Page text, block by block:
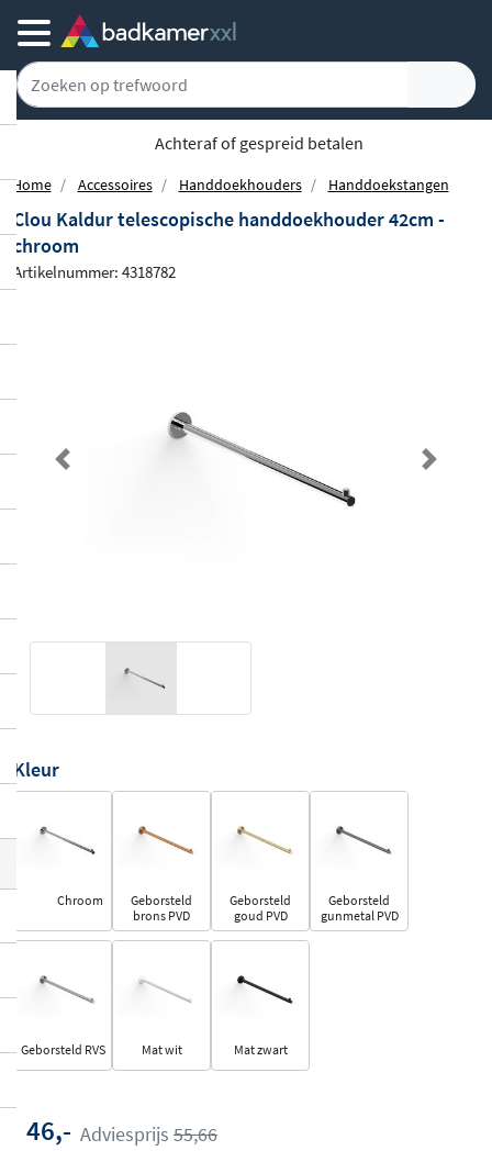
Achteraf of gespreid betalen
Home Accessoires Handdoekhouders Handdoekstangen
Clou Kaldur telescopische handdoekhouder 42cm -
chroom
Artikelnummer: 4318782
Previous Next
Kleur
Chroom
Geborsteld
brons PVD
Geborsteld
goud PVD
Geborsteld
gunmetal PVD
Geborsteld RVS Mat wit Mat zwart
46,- Adviesprijs 55,66